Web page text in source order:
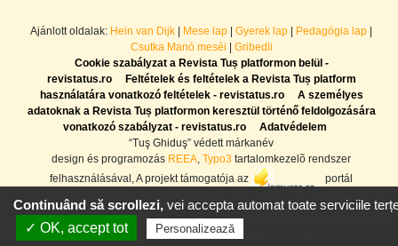
Ajánlott oldalak: Hein van Dijk Mese lap Gyerek lap Pedagógia lap
Csutka Manó meséi
Gribedli
Cookie szabályzat a Revista Tuș platformon belül -
revistatus.ro
Feltételek és feltételek a Revista Tuș platform
használatára vonatkozó feltételek - revistatus.ro
A személyes
adatoknak a Revista Tuș platformon keresztül történő feldolgozására
vonatkozó szabályzat - revistatus.ro
Adatvédelem
“Tuş Ghiduş” védett márkanév
design és programozás REEA, Typo3 tartalomkezelõ rendszer
felhasználásával, A projekt támogatója az
portál
Continuând să scrollezi,vei accepta automat toate serviciile
✓ OK, accept tot
Personalizează